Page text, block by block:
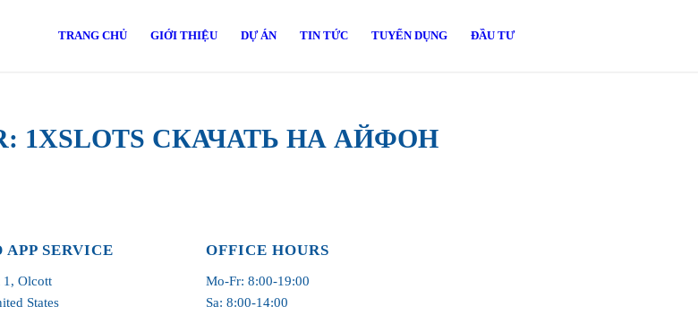
TRANG CHỦ GIỚI THIỆU DỰ ÁN TIN TỨC TUYỂN DỤNG ĐẦU TƯ
1XSLOTS СКАЧАТЬ НА АЙФОН
APP SERVICE
1, Olcott
States
OFFICE HOURS
Mo-Fr: 8:00-19:00
Sa: 8:00-14:00